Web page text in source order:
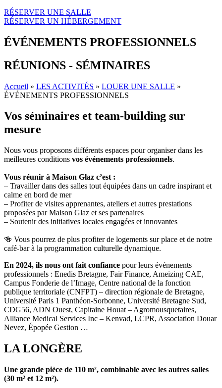
RÉSERVER UNE SALLE
RÉSERVER UN HÉBERGEMENT
ÉVÉNEMENTS PROFESSIONNELS
RÉUNIONS - SÉMINAIRES
Accueil » LES ACTIVITÉS » LOUER UNE SALLE »
ÉVÉNEMENTS PROFESSIONNELS
Vos séminaires et team-building sur
mesure
Nous vous proposons différents espaces pour organiser dans les
meilleures conditions vos événements professionnels.
Vous réunir à Maison Glaz c’est :
– Travailler dans des salles tout équipées dans un cadre inspirant et
calme en bord de mer
– Profiter de visites apprenantes, ateliers et autres prestations
proposées par Maison Glaz et ses partenaires
– Soutenir des initiatives locales engagées et innovantes
🍻 Vous pourrez de plus profiter de logements sur place et de notre
café-bar à la programmation culturelle dynamique.
En 2024, ils nous ont fait confiance pour leurs événements
professionnels : Enedis Bretagne, Fair Finance, Ameizing CAE,
Campus Fonderie de l’Image, Centre national de la fonction
publique territoriale (CNFPT) – direction régionale de Bretagne,
Université Paris 1 Panthéon-Sorbonne, Université Bretagne Sud,
CDG56, ADN Ouest, Capitaine Houat – Agromousquetaires,
Alliance Medical Services Inc – Kenvad, LCPR, Association Douar
Nevez, Épopée Gestion …
LA LONGÈRE
Une grande pièce de 110 m², combinable avec les autres salles
(30 m² et 12 m²).